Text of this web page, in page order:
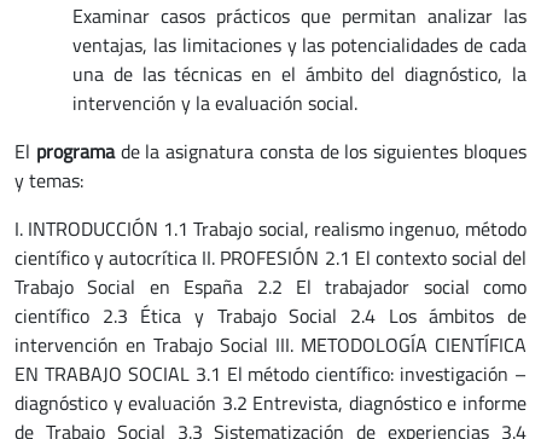
Examinar casos prácticos que permitan analizar las
ventajas, las limitaciones y las potencialidades de cada
una de las técnicas en el ámbito del diagnóstico, la
intervención y la evaluación social.
El programade la asignatura consta de los siguientes bloques
y temas:
I. INTRODUCCIÓN 1.1 Trabajo social, realismo ingenuo, método
científico y autocrítica II. PROFESIÓN 2.1 El contexto social del
Trabajo Social en España 2.2 El trabajador social como
científico 2.3 Ética y Trabajo Social 2.4 Los ámbitos de
intervención en Trabajo Social III. METODOLOGÍA CIENTÍFICA
EN TRABAJO SOCIAL 3.1 El método científico: investigación –
diagnóstico y evaluación 3.2 Entrevista, diagnóstico e informe
de Trabajo Social 3.3 Sistematización de experiencias 3.4